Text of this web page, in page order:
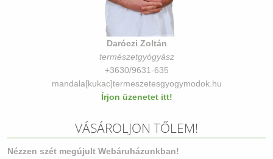
Daróczi Zoltán
természetgyógyász
+3630/9631-635
mandala[kukac]termeszetesgyogymodok.hu
Írjon üzenetet itt!
VÁSÁROLJON TŐLEM!
Nézzen szét megújult Webáruházunkban!